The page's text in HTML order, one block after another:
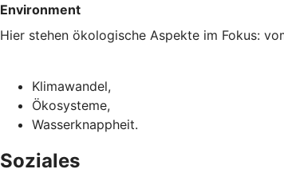
Environment
Hier stehen ökologische Aspekte im Fokus:
Klimawandel,
Ökosysteme,
Wasserknappheit.
Soziales